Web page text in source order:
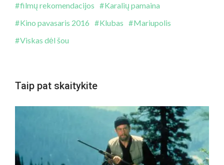
filmų rekomendacijos
Karalių pamaina
Kino pavasaris 2016
Klubas
Mariupolis
Viskas dėl šou
Taip pat skaitykite